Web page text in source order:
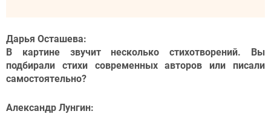
Дарья Осташева:
В картине звучит несколько стихотворений. Вы
подбирали стихи современных авторов или писали
самостоятельно?
Александр Лунгин: